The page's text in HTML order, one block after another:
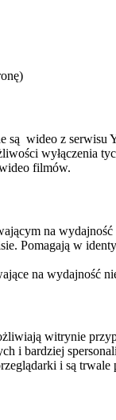
są wideo z
wyłączenia
filmów.
na
Pomagają w
na wydajność
witrynie
i bardziej
i są